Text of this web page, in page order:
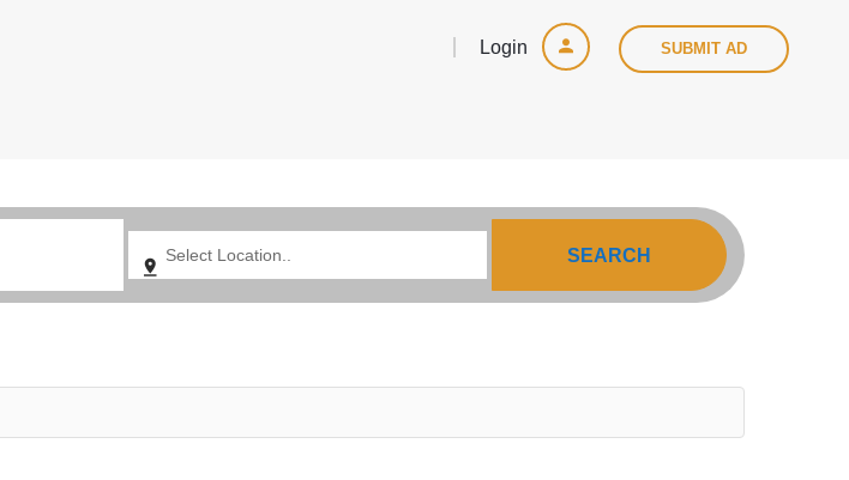
Login SUBMIT AD
SEARCH